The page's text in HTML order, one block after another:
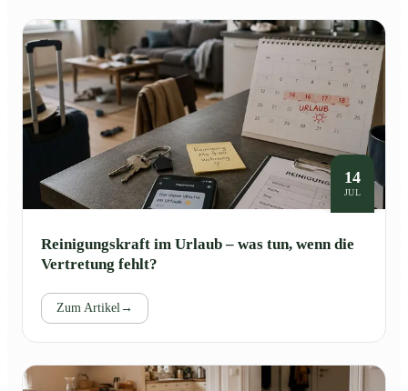
14
JUL
Reinigungskraft im Urlaub – was tun, wenn die
Vertretung fehlt?
Zum Artikel →